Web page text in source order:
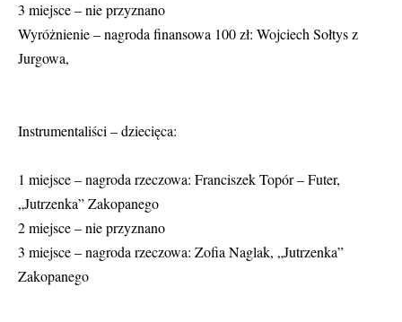
3 miejsce – nie przyznano
Wyróżnienie – nagroda finansowa 100 zł: Wojciech Sołtys z
Jurgowa,
Instrumentaliści – dziecięca:
1 miejsce – nagroda rzeczowa: Franciszek Topór – Futer,
„Jutrzenka” Zakopanego
2 miejsce – nie przyznano
3 miejsce – nagroda rzeczowa: Zofia Naglak, „Jutrzenka”
Zakopanego